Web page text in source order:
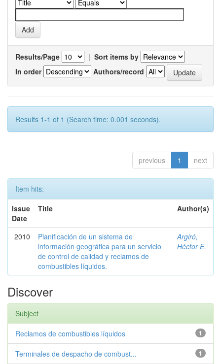
Results/Page | Sort items by
In order
Authors/record
Results 1-1 of 1 (Search time: 0.001 seconds).
previous 1 next
Item hits:
Issue
Date
Title Author(s)
2010
Planificación de un sistema de
información geográfica para un servicio
de control de calidad y reclamos de
combustibles líquidos.
Argiró,
Héctor E.
Discover
Subject
1
Reclamos de combustibles líquidos
1
Terminales de despacho de combust...